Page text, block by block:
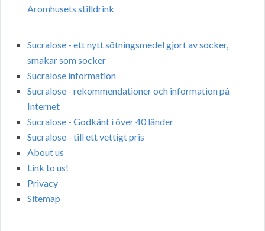
Aromhusets stilldrink
Sucralose - ett nytt sötningsmedel gjort av socker,
smakar som socker
Sucralose information
Sucralose - rekommendationer och information på
Internet
Sucralose - Godkänt i över 40 länder
Sucralose - till ett vettigt pris
About us
Link to us!
Privacy
Sitemap